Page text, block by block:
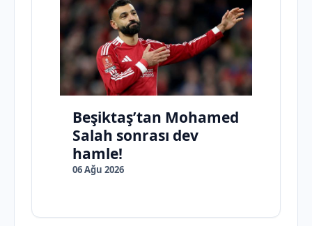
Beşiktaş’tan Mohamed
Salah sonrası dev
hamle!
06 Ağu 2026